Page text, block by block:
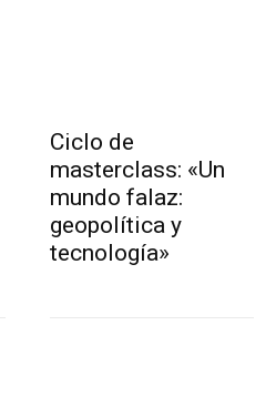
Ciclo de
masterclass: «Un
mundo falaz:
geopolítica y
tecnología»